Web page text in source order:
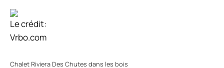
Le crédit:
Vrbo.com
Chalet Riviera Des Chutes dans les bois